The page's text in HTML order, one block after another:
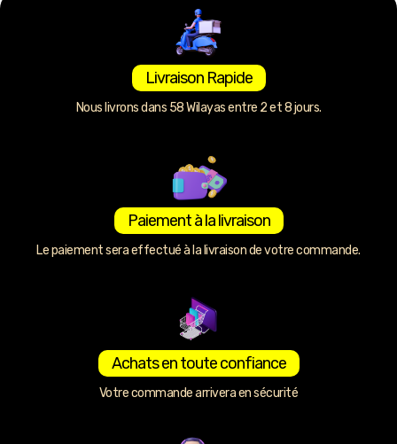
Livraison Rapide
Nous livrons dans 58 Wilayas entre 2 et 8 jours.
Paiement à la livraison
Le paiement sera effectué à la livraison de votre commande.
Achats en toute confiance
Votre commande arrivera en sécurité